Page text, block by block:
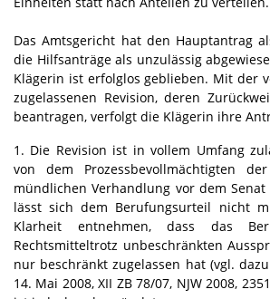
Das Amtsgericht hat den Hauptantrag
die Hilfsanträge als unzulässig
Klägerin ist erfolglos geblieben. Mit der
zugelassenen Revision, deren
beantragen, verfolgt die Klägerin ihre
1. Die Revision ist in vollem Umfang
von dem Prozessbevollmächtigten
mündlichen Verhandlung vor dem
lässt sich dem Berufungsurteil nicht
Klarheit entnehmen, dass das
Rechtsmitteltrotz unbeschränkten
nur beschränkt zugelassen hat (vgl.
14. Mai 2008, XII ZB 78/07, NJW 2008,